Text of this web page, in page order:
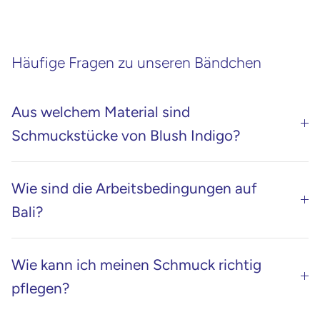
Häufige Fragen zu unseren Bändchen
Aus welchem Material sind
Schmuckstücke von Blush Indigo?
Wie sind die Arbeitsbedingungen auf
Bali?
Wie kann ich meinen Schmuck richtig
pflegen?